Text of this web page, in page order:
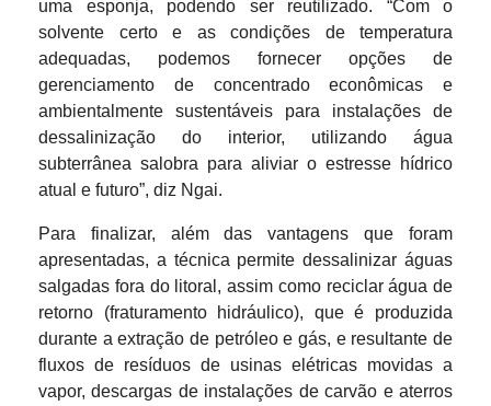
uma esponja, podendo ser reutilizado. “Com o
solvente certo e as condições de temperatura
adequadas, podemos fornecer opções de
gerenciamento de concentrado econômicas e
ambientalmente sustentáveis para instalações de
dessalinização do interior, utilizando água
subterrânea salobra para aliviar o estresse hídrico
atual e futuro”, diz Ngai.
Para finalizar, além das vantagens que foram
apresentadas, a técnica permite dessalinizar águas
salgadas fora do litoral, assim como reciclar água de
retorno (fraturamento hidráulico), que é produzida
durante a extração de petróleo e gás, e resultante de
fluxos de resíduos de usinas elétricas movidas a
vapor, descargas de instalações de carvão e aterros